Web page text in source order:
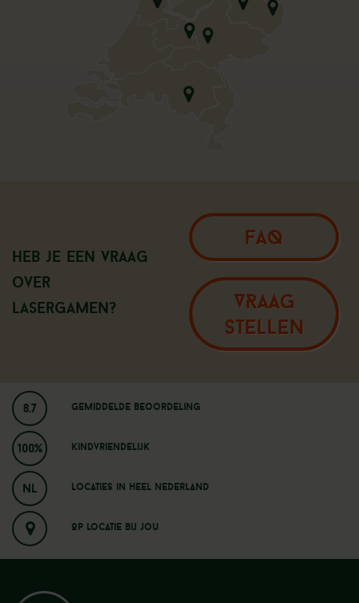
Heb je een vraag
over
Lasergamen?
FAQ
VRAAG
STELLEN
8.7 Gemiddelde beoordeling
100% Kindvriendelijk
NL Locaties in heel nederland
Op locatie bij jou